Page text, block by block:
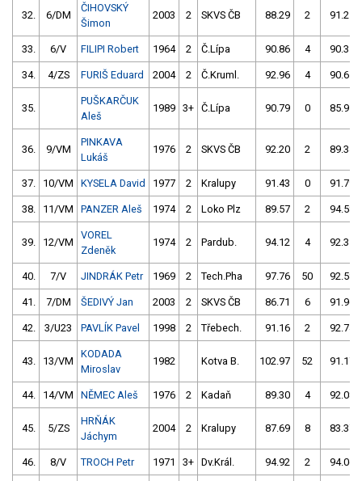
32. 6/DM
ČIHOVSKÝ
Šimon
2003 2 SKVS ČB 88.29 2 91.21
33. 6/V FILIPI Robert 1964 2 Č.Lípa 90.86 4 90.35
34. 4/ZS FURIŠ Eduard 2004 2 Č.Kruml. 92.96 4 90.61
35.
PUŠKARČUK
Aleš
1989 3+ Č.Lípa 90.79 0 85.91
36. 9/VM
PINKAVA
Lukáš
1976 2 SKVS ČB 92.20 2 89.34
37. 10/VM KYSELA David 1977 2 Kralupy 91.43 0 91.79
38. 11/VM PANZER Aleš 1974 2 Loko Plz 89.57 2 94.58
39. 12/VM
VOREL
Zdeněk
1974 2 Pardub. 94.12 4 92.31
40. 7/V JINDRÁK Petr 1969 2 Tech.Pha 97.76 50 92.58
41. 7/DM ŠEDIVÝ Jan 2003 2 SKVS ČB 86.71 6 91.96
42. 3/U23 PAVLÍK Pavel 1998 2 Třebech. 91.16 2 92.74
43. 13/VM
KODADA
Miroslav
1982 Kotva B. 102.97 52 91.17
44. 14/VM NĚMEC Aleš 1976 2 Kadaň 89.30 4 92.08
45. 5/ZS
HRŇÁK
Jáchym
2004 2 Kralupy 87.69 8 83.37
46. 8/V TROCH Petr 1971 3+ Dv.Král. 94.92 2 94.06